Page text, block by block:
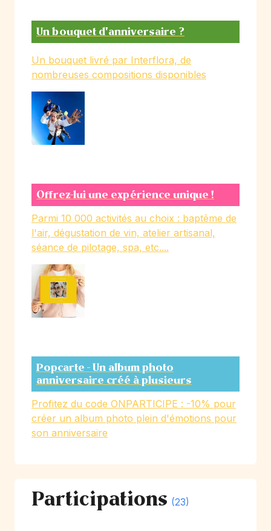
Un bouquet d'anniversaire ?
Un bouquet livré par Interflora, de
nombreuses compositions disponibles
Offrez-lui une expérience unique !
Parmi 10 000 activités au choix : baptême de
l'air, dégustation de vin, atelier artisanal,
séance de pilotage, spa, etc....
Popcarte - Un album photo
anniversaire créé à plusieurs
Profitez du code ONPARTICIPE : -10% pour
créer un album photo plein d'émotions pour
son anniversaire
Participations (23)